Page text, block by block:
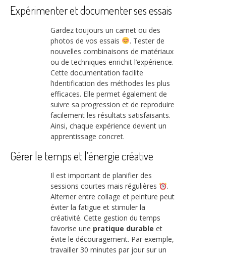
Expérimenter et documenter ses essais
Gardez toujours un carnet ou des
photos de vos essais
. Tester de
nouvelles combinaisons de matériaux
ou de techniques enrichit l’expérience.
Cette documentation facilite
l’identification des méthodes les plus
efficaces. Elle permet également de
suivre sa progression et de reproduire
facilement les résultats satisfaisants.
Ainsi, chaque expérience devient un
apprentissage concret.
Gérer le temps et l’énergie créative
Il est important de planifier des
sessions courtes mais régulières
.
Alterner entre collage et peinture peut
éviter la fatigue et stimuler la
créativité. Cette gestion du temps
favorise une pratique durable et
évite le découragement. Par exemple,
travailler 30 minutes par jour sur un